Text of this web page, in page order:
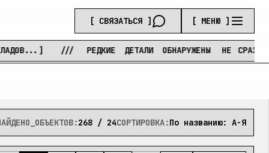
[ СВЯЗАТЬСЯ ] [ МЕНЮ ]
/// РЕДКИЕ ДЕТАЛИ ОБНАРУЖЕНЫ НЕ СРАЗУ ///
268 / 24СОРТИРОВКА:По названию: А-Я